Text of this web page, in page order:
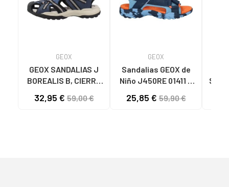
GEOX
GEOX SANDALIAS J
BOREALIS B, CIERRE
32,95 €59,00 €
GEOX
Sandalias GEOX de
Niño J450RE 01411 J
NAVY C4228
25,85 €59,90 €